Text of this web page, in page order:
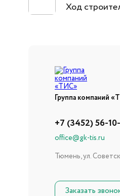
Ход
Группа компаний
+7 (3452) 56-
office@gk-tis.ru
Тюмень, ул.
Заказать